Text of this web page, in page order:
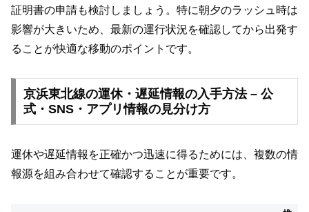
証明書の申請も検討しましょう。特に朝夕のラッシュ時は
影響が大きいため、最新の運行状況を確認してから出発す
ることが快適な移動のポイントです。
京浜東北線の運休・遅延情報の入手方法 – 公
式・SNS・アプリ情報の見分け方
運休や遅延情報を正確かつ迅速に得るためには、複数の情
報源を組み合わせて確認することが重要です。